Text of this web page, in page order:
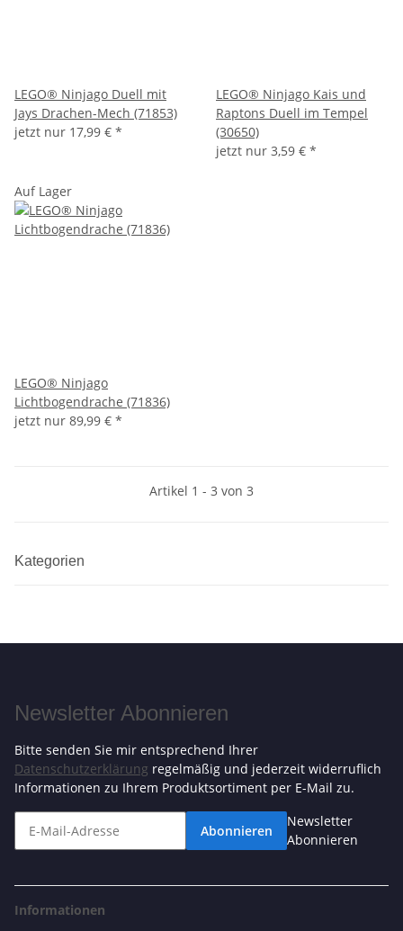
LEGO® Ninjago Duell mit
Jays Drachen-Mech (71853)
jetzt nur 17,99 € *
LEGO® Ninjago Kais und
Raptons Duell im Tempel
(30650)
jetzt nur 3,59 € *
Auf Lager
LEGO® Ninjago
Lichtbogendrache (71836)
jetzt nur 89,99 € *
Artikel 1 - 3 von 3
Kategorien
Newsletter Abonnieren
Bitte senden Sie mir entsprechend Ihrer
Datenschutzerklärung regelmäßig und jederzeit widerruflich
Informationen zu Ihrem Produktsortiment per E-Mail zu.
Abonnieren
Newsletter
Abonnieren
Informationen